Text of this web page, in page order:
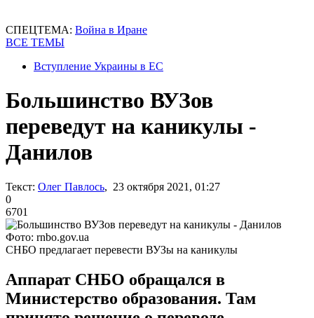
СПЕЦТЕМА: Война в Иране
ВСЕ ТЕМЫ
Вступление Украины в ЕС
Большинство ВУЗов
переведут на каникулы -
Данилов
Текст: Олег Павлось, 23 октября 2021, 01:27
0
6701
Фото: rnbo.gov.ua
СНБО предлагает перевести ВУЗы на каникулы
Аппарат СНБО обращался в
Министерство образования. Там